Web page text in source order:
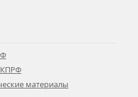
материалы